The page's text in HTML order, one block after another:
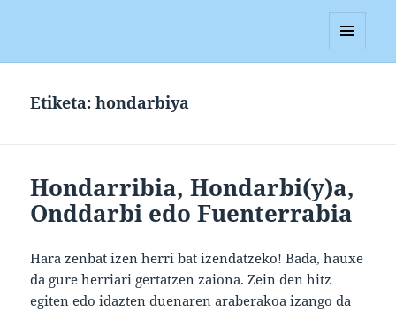
Etiketa:hondarbiya
Hondarribia, Hondarbi(y)a,
Onddarbi edo Fuenterrabia
Hara zenbat izen herri bat izendatzeko! Bada, hauxe
da gure herriari gertatzen zaiona. Zein den hitz
egiten edo idazten duenaren araberakoa izango da